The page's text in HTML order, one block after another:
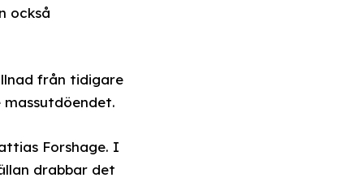
också
från tidigare
Forshage. I
drabbar det